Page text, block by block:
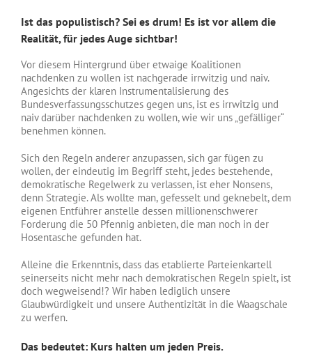
Ist das populistisch? Sei es drum! Es ist vor allem die
Realität, für jedes Auge sichtbar!
Vor diesem Hintergrund über etwaige Koalitionen
nachdenken zu wollen ist nachgerade irrwitzig und naiv.
Angesichts der klaren Instrumentalisierung des
Bundesverfassungsschutzes gegen uns, ist es irrwitzig und
naiv darüber nachdenken zu wollen, wie wir uns „gefälliger“
benehmen können.
Sich den Regeln anderer anzupassen, sich gar fügen zu
wollen, der eindeutig im Begriff steht, jedes bestehende,
demokratische Regelwerk zu verlassen, ist eher Nonsens,
denn Strategie. Als wollte man, gefesselt und geknebelt, dem
eigenen Entführer anstelle dessen millionenschwerer
Forderung die 50 Pfennig anbieten, die man noch in der
Hosentasche gefunden hat.
Alleine die Erkenntnis, dass das etablierte Parteienkartell
seinerseits nicht mehr nach demokratischen Regeln spielt, ist
doch wegweisend!? Wir haben lediglich unsere
Glaubwürdigkeit und unsere Authentizität in die Waagschale
zu werfen.
Das bedeutet: Kurs halten um jeden Preis.